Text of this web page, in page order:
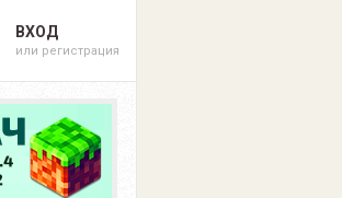
ВХОД
или регистрация